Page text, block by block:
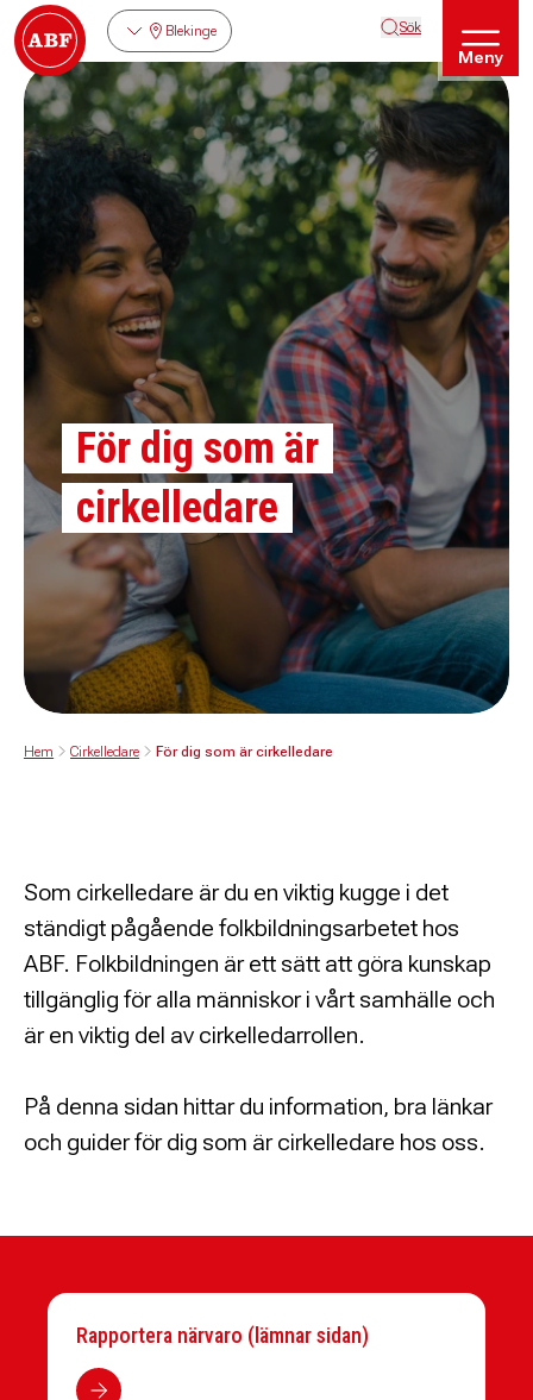
Blekinge Sök
Meny
För dig som är
cirkelledare
Hem Cirkelledare För dig som är cirkelledare
Som cirkelledare är du en viktig kugge i det
ständigt pågående folkbildningsarbetet hos
ABF. Folkbildningen är ett sätt att göra kunskap
tillgänglig för alla människor i vårt samhälle och
är en viktig del av cirkelledarrollen.
På denna sidan hittar du information, bra länkar
och guider för dig som är cirkelledare hos oss.
Rapportera närvaro (lämnar sidan)